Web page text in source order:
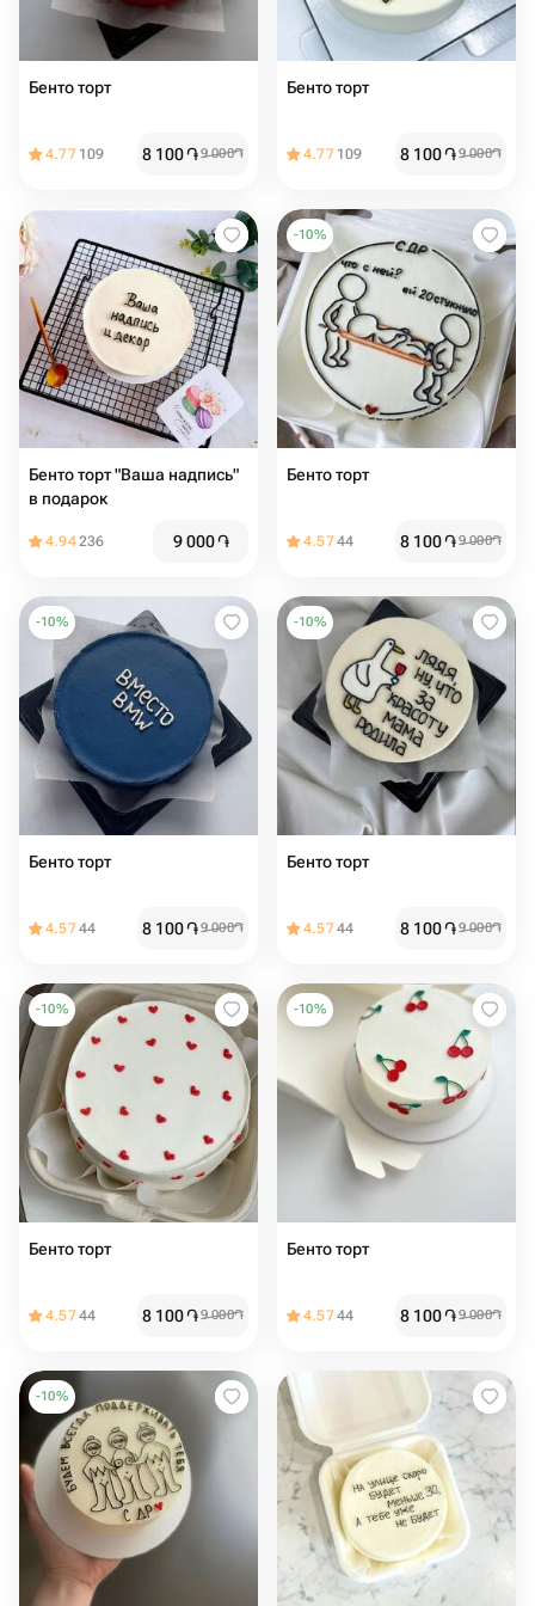
Бенто торт
4.77 109 8 100֏9 000֏
Бенто торт
4.77 109 8 100֏9 000֏
Бенто торт "Ваша надпись"
в подарок
4.94236 9 000֏
-10%
Бенто торт
4.5744 8 100֏9 000֏
-10%
Бенто торт
4.5744 8 100֏9 000֏
-10%
Бенто торт
4.5744 8 100֏9 000֏
-10%
Бенто торт
4.5744 8 100֏9 000֏
-10%
Бенто торт
4.5744 8 100֏9 000֏
-10%